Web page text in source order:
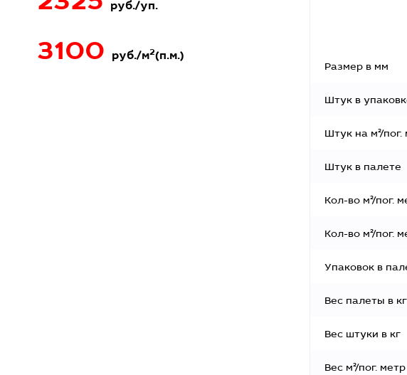
руб./уп.
3100 руб./м2(п.м.)
Размер в мм
Штук в
Штук на м²/
Штук в палете
Кол-во м²/пог.
Кол-во м²/пог.
Упаковок в
Вес палеты в кг
Вес штуки в кг
Вес м²/пог.